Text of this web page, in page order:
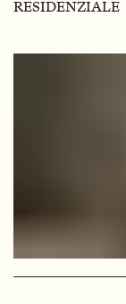
RESIDENZIALE